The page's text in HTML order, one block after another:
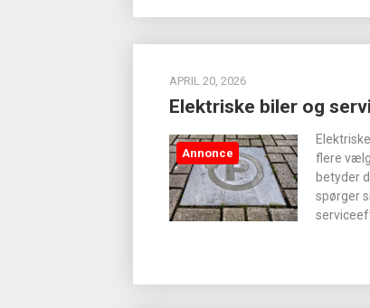
APRIL 20, 2026
Elektriske biler og
Annonce
flere
betyder
spørger